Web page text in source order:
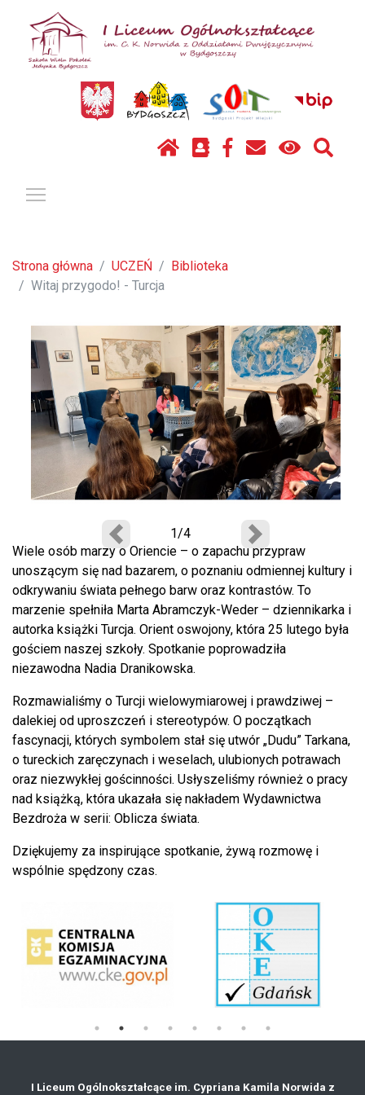
Strona główna UCZEŃ
Biblioteka
Witaj przygodo! - Turcja
Poprzedni Następny
1/4
Wiele osób marzy o Oriencie – o zapachu przypraw
unoszącym się nad bazarem, o poznaniu odmiennej kultury i
odkrywaniu świata pełnego barw oraz kontrastów. To
marzenie spełniła Marta Abramczyk-Weder – dziennikarka i
autorka książki Turcja. Orient oswojony, która 25 lutego była
gościem naszej szkoły. Spotkanie poprowadziła
niezawodna Nadia Dranikowska.
Rozmawialiśmy o Turcji wielowymiarowej i prawdziwej –
dalekiej od uproszczeń i stereotypów. O początkach
fascynacji, których symbolem stał się utwór „Dudu” Tarkana,
o tureckich zaręczynach i weselach, ulubionych potrawach
oraz niezwykłej gościnności. Usłyszeliśmy również o pracy
nad książką, która ukazała się nakładem Wydawnictwa
Bezdroża w serii: Oblicza świata.
Dziękujemy za inspirujące spotkanie, żywą rozmowę i
wspólnie spędzony czas.
I Liceum Ogólnokształcące im. Cypriana Kamila Norwida z